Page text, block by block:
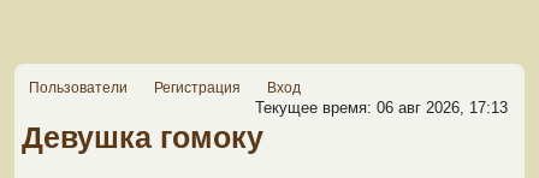
Пользователи Регистрация Вход
Текущее время: 06 авг 2026, 17:13
Девушка гомоку